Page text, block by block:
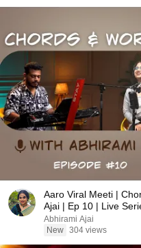
Aaro Viral Meeti |
Ajai | Ep 10 | Live
Abhirami Ajai
New 304 views